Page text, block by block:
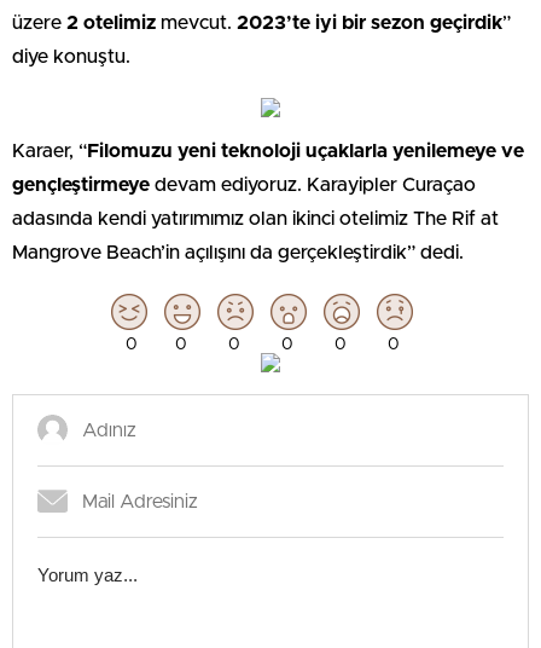
üzere 2 otelimiz mevcut. 2023’te iyi bir sezon geçirdik”
diye konuştu.
Karaer, “Filomuzu yeni teknoloji uçaklarla yenilemeye ve
gençleştirmeye devam ediyoruz. Karayipler Curaçao
adasında kendi yatırımımız olan ikinci otelimiz The Rif at
Mangrove Beach’in açılışını da gerçekleştirdik” dedi.
0 0 0 0 0 0